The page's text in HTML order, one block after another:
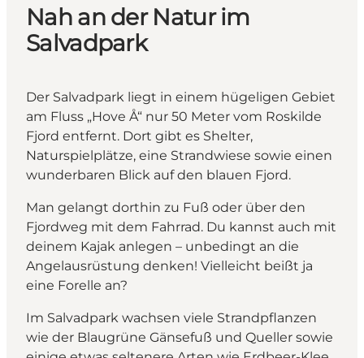
Nah an der Natur im
Salvadpark
Der Salvadpark liegt in einem hügeligen Gebiet
am Fluss „Hove Å“ nur 50 Meter vom Roskilde
Fjord entfernt. Dort gibt es Shelter,
Naturspielplätze, eine Strandwiese sowie einen
wunderbaren Blick auf den blauen Fjord.
Man gelangt dorthin zu Fuß oder über den
Fjordweg mit dem Fahrrad. Du kannst auch mit
deinem Kajak anlegen – unbedingt an die
Angelausrüstung denken! Vielleicht beißt ja
eine Forelle an?
Im Salvadpark wachsen viele Strandpflanzen
wie der Blaugrüne Gänsefuß und Queller sowie